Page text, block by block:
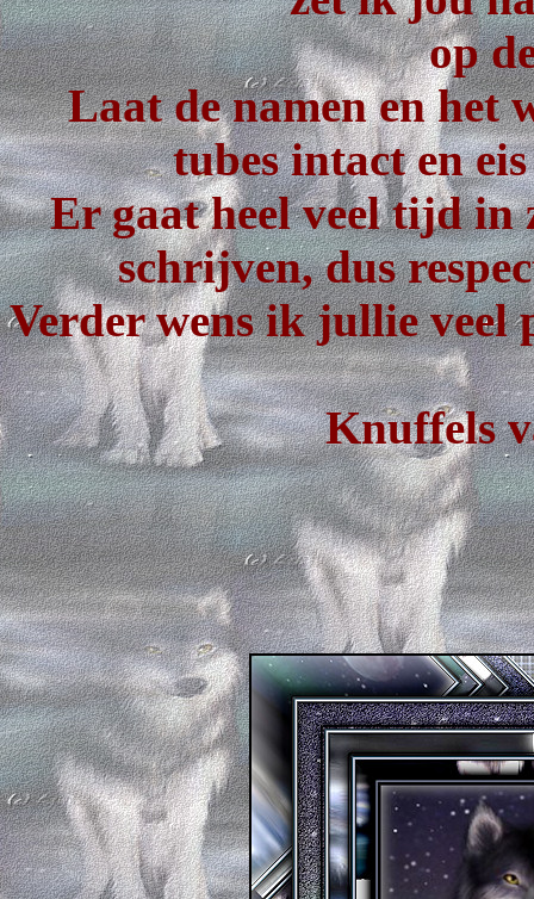
op
Laat de namen en het
tubes intact en
Er gaat heel veel tijd in
schrijven, dus
Verder wens ik jullie veel
Knuffels